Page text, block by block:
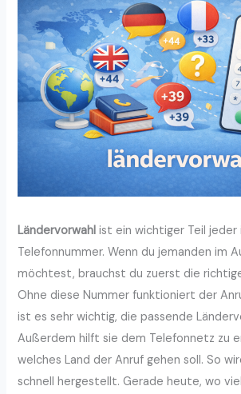
Ländervorwahl ist ein wichtiger Teil
Telefonnummer. Wenn du jemanden im
möchtest, brauchst du zuerst die
Ohne diese Nummer funktioniert der
ist es sehr wichtig, die passende
Außerdem hilft sie dem Telefonnetz zu
welches Land der Anruf gehen soll. So
schnell hergestellt. Gerade heute, wo